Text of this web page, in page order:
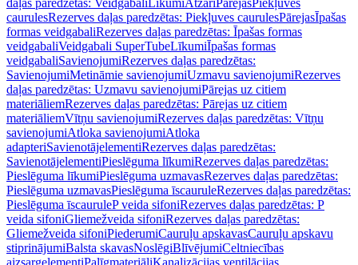
daļas paredzētas: Veidgabali LīkumiAtzari PārejasPiekļuves
caurulesRezerves daļas paredzētas: Piekļuves caurulesPārejasĪpašas
formas veidgabaliRezerves daļas paredzētas: Īpašas formas
veidgabaliVeidgabali SuperTubeLīkumiĪpašas formas
veidgabaliSavienojumiRezerves daļas paredzētas:
SavienojumiMetināmie savienojumiUzmavu savienojumiRezerves
daļas paredzētas: Uzmavu savienojumiPārejas uz citiem
materiāliemRezerves daļas paredzētas: Pārejas uz citiem
materiāliemVītņu savienojumiRezerves daļas paredzētas: Vītņu
savienojumiAtloka savienojumiAtloka
adapteriSavienotājelementiRezerves daļas paredzētas:
SavienotājelementiPieslēguma līkumiRezerves daļas paredzētas:
Pieslēguma līkumiPieslēguma uzmavasRezerves daļas paredzētas:
Pieslēguma uzmavasPieslēguma īscauruleRezerves daļas paredzētas:
Pieslēguma īscauruleP veida sifoniRezerves daļas paredzētas: P
veida sifoniGliemežveida sifoniRezerves daļas paredzētas:
Gliemežveida sifoniPiederumiCauruļu apskavasCauruļu apskavu
stiprinājumiBalsta skavasNoslēgiBlīvējumiCeltniecības
aizsargelementiPalīgmateriāliKanalizācijas ventilācijas